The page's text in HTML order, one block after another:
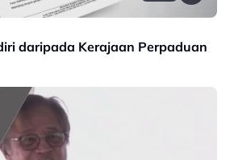
daripada Kerajaan Perpaduan